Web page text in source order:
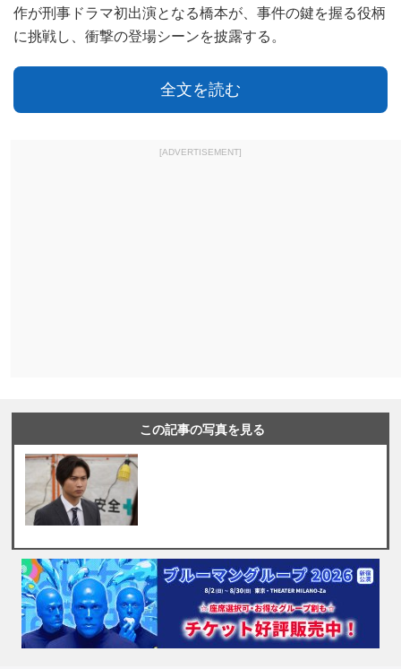
作が刑事ドラマ初出演となる橋本が、事件の鍵を握る役柄
に挑戦し、衝撃の登場シーンを披露する。
全文を読む
[ADVERTISEMENT]
この記事の写真を見る